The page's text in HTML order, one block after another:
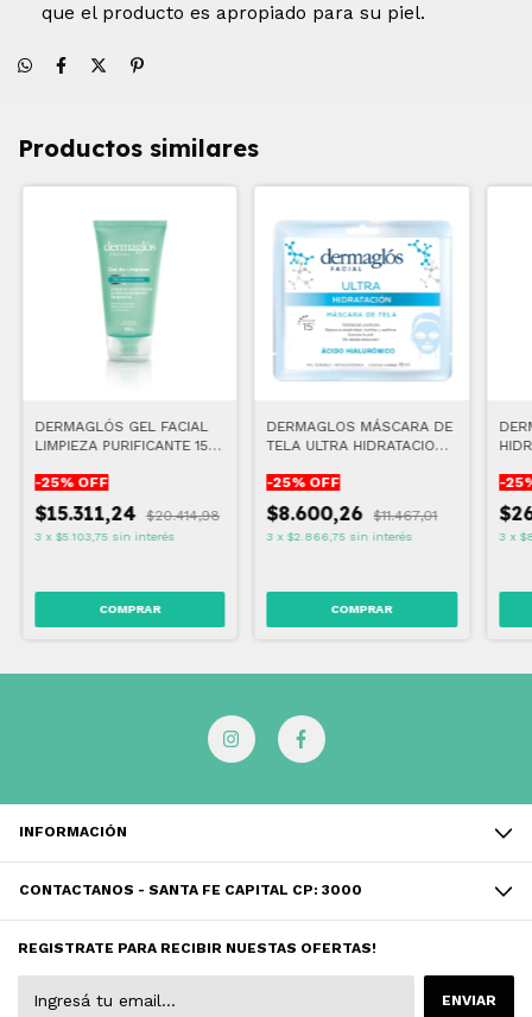
que el producto es apropiado para su piel.
Productos similares
DERMAGLÓS GEL FACIAL
LIMPIEZA PURIFICANTE 150
-25% OFF
$15.311,24 $20.414,98
3 x $5.103,75 sin interés
DERMAGLOS MÁSCARA DE
TELA ULTRA HIDRATACION
-25% OFF
$8.600,26 $11.467,01
3 x $2.866,75 sin interés
-25
3 x
INFORMACIÓN
CONTACTANOS - SANTA FE CAPITAL CP: 3000
REGISTRATE PARA RECIBIR NUESTAS OFERTAS!